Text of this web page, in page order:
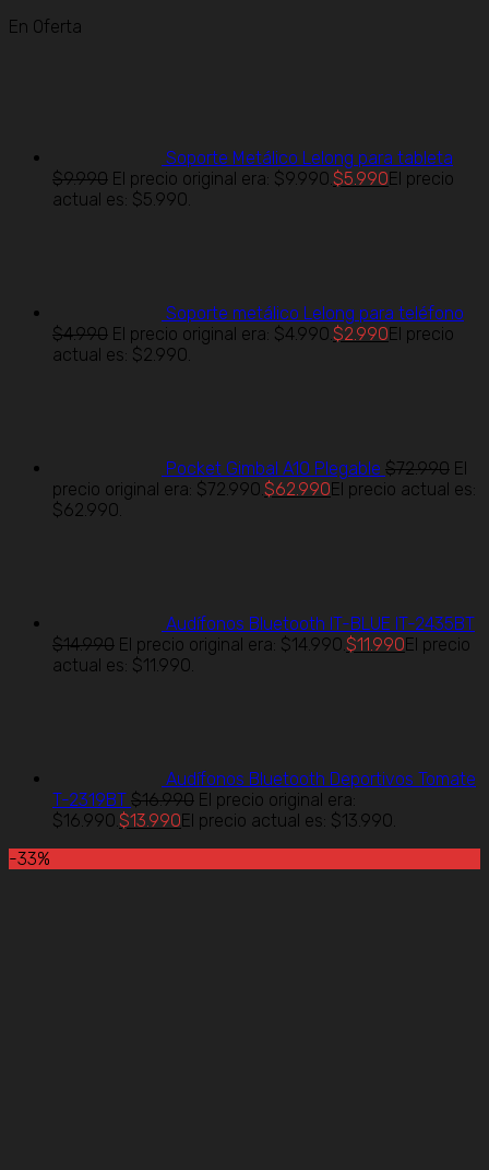
En Oferta
Soporte Metálico Lelong para tableta
$9.990 El precio original era: $9.990.$5.990El precio
actual es: $5.990.
Soporte metálico Lelong para teléfono
$4.990 El precio original era: $4.990.$2.990El precio
actual es: $2.990.
Pocket Gimbal A10 Plegable $72.990 El
precio original era: $72.990.$62.990El precio actual es:
$62.990.
Audífonos Bluetooth IT-BLUE IT-2435BT
$14.990 El precio original era: $14.990.$11.990El precio
actual es: $11.990.
Audífonos Bluetooth Deportivos Tomate
T-2319BT $16.990 El precio original era:
$16.990.$13.990El precio actual es: $13.990.
-33%